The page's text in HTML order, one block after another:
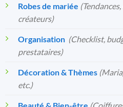
Robes de mariée
créateurs)
Organisation️ (Checklist,
prestataires)
Décoration & Thèmes
etc.)